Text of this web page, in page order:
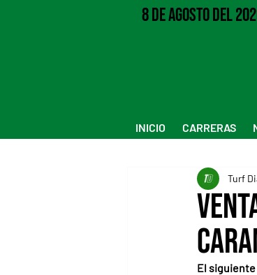
8 de Agosto del
INICIO CARRERAS
Turf
El